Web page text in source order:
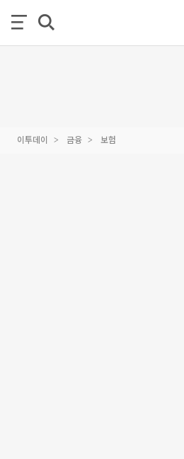
이투데이 금융 보험